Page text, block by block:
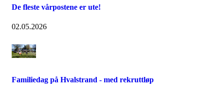
De fleste vårpostene er ute!
02.05.2026
Familiedag på Hvalstrand - med rekruttløp